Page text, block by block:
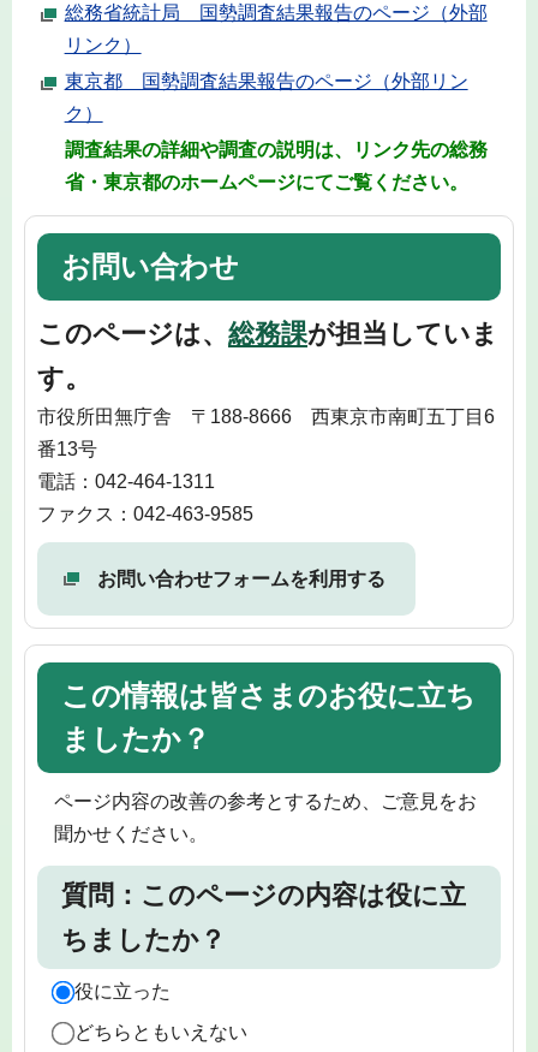
総務省統計局 国勢調査結果報告のページ（外部
リンク）
東京都 国勢調査結果報告のページ（外部リン
ク）
調査結果の詳細や調査の説明は、リンク先の総務
省・東京都のホームページにてご覧ください。
お問い合わせ
このページは、 総務課が担当していま
す。
市役所田無庁舎 〒188-8666 西東京市南町五丁目6
番13号
電話：042-464-1311
ファクス：042-463-9585
お問い合わせフォームを利用する
この情報は皆さまのお役に立ち
ましたか？
ページ内容の改善の参考とするため、ご意見をお
聞かせください。
質問：このページの内容は役に立
ちましたか？
役に立った
どちらともいえない